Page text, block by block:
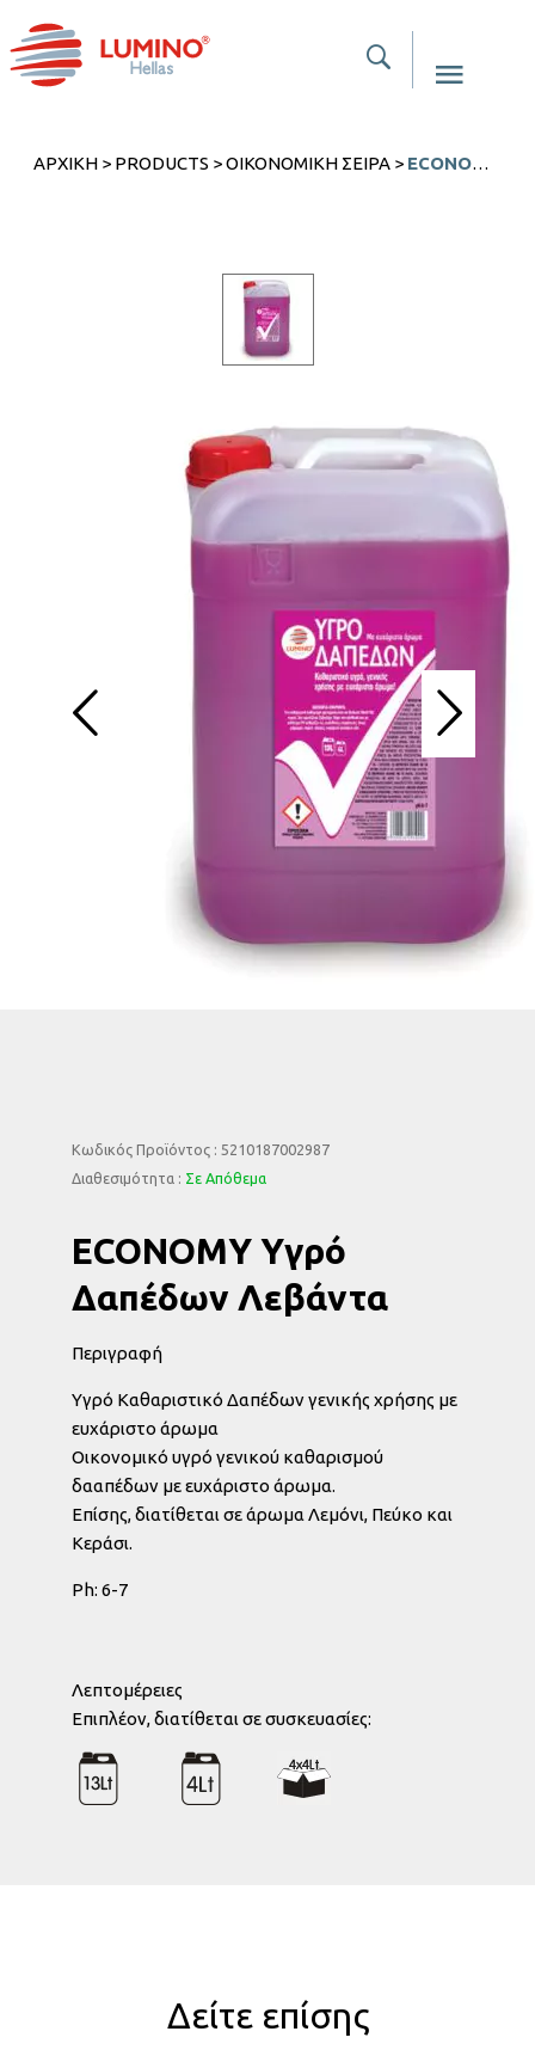
ΑΡΧΙΚΉ> PRODUCTS >ΟΙΚΟΝΟΜΙΚΉ ΣΕΙΡΆ> ECONOMY ΥΓΡΌ ΔΑΠΈΔΩΝ ΛΕΒΆΝΤΑ
Κωδικός Προϊόντος : 5210187002987
Διαθεσιμότητα : Σε Απόθεμα
ECONOMY Υγρό
Δαπέδων Λεβάντα
Περιγραφή
Υγρό Καθαριστικό Δαπέδων γενικής χρήσης με
ευχάριστο άρωμα
Οικονομικό υγρό γενικού καθαρισμού
δααπέδων με ευχάριστο άρωμα.
Επίσης, διατίθεται σε άρωμα Λεμόνι, Πεύκο και
Κεράσι.
Ph: 6-7
Λεπτομέρειες
Eπιπλέον, διατίθεται σε συσκευασίες:
Δείτε επίσης